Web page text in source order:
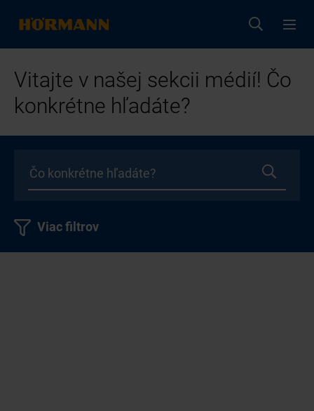
Vitajte v našej sekcii médií! Čo
konkrétne hľadáte?
Viac filtrov